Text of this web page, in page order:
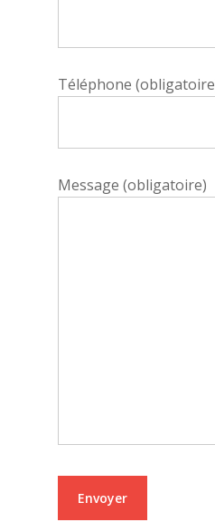
Téléphone
Message (obligatoire)